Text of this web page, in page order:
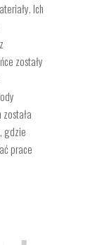
Ich
zostały
gdzie
prace